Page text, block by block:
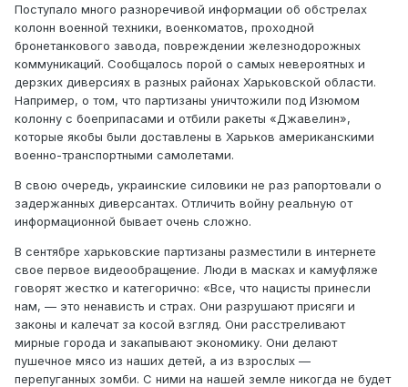
Поступало много разноречивой информации об обстрелах
колонн военной техники, военкоматов, проходной
бронетанкового завода, повреждении железнодорожных
коммуникаций. Сообщалось порой о самых невероятных и
дерзких диверсиях в разных районах Харьковской области.
Например, о том, что партизаны уничтожили под Изюмом
колонну с боеприпасами и отбили ракеты «Джавелин»,
которые якобы были доставлены в Харьков американскими
военно-транспортными самолетами.
В свою очередь, украинские силовики не раз рапортовали о
задержанных диверсантах. Отличить войну реальную от
информационной бывает очень сложно.
В сентябре харьковские партизаны разместили в интернете
свое первое видеообращение. Люди в масках и камуфляже
говорят жестко и категорично: «Все, что нацисты принесли
нам, — это ненависть и страх. Они разрушают присяги и
законы и калечат за косой взгляд. Они расстреливают
мирные города и закапывают экономику. Они делают
пушечное мясо из наших детей, а из взрослых —
перепуганных зомби. С ними на нашей земле никогда не будет